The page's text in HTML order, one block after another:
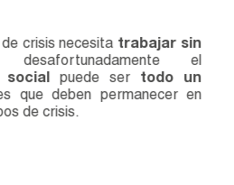
crisis necesitatrabajar sin
el
puede ser todo un
que deben permanecer en
de crisis.